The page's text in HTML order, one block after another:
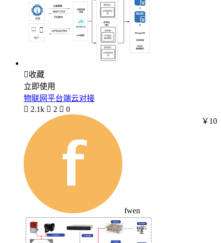
收藏
立即使用
物联网平台端云对接
 2.1k  2  0
fwen
￥10